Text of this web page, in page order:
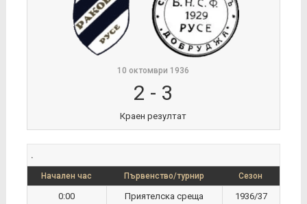
10 октомври 1936
2 - 3
Краен резултат
.
Начален час Първенство/турнир Сезон
0:00 Приятелска среща 1936/37